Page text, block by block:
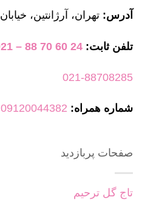
آدرس: تهران، آرژانتین، خیابان 35 وزرا
تلفن ثابت: 24 60 70 88 – 021
021-88708285
شماره همراه: 09120044382
صفحات پربازدید
تاج گل ترحیم